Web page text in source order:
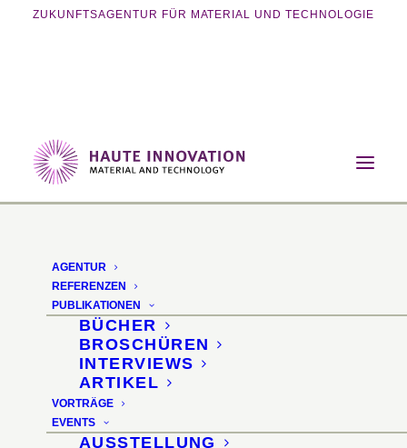
ZUKUNFTSAGENTUR FÜR MATERIAL UND TECHNOLOGIE
AGENTUR
REFERENZEN
PUBLIKATIONEN
BÜCHER
BROSCHÜREN
INTERVIEWS
ARTIKEL
VORTRÄGE
EVENTS
AUSSTELLUNG
Home Magazin
Innovative Fertigung
SolarSintern – 3D-Drucken mit Sonnenlicht
SolarSintern
3D-Drucken mit
Sonnenlicht
15. Oktober 2011